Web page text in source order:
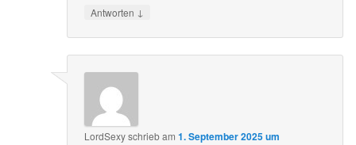
Antworten ↓
LordSexyschriebam1. September 2025 um